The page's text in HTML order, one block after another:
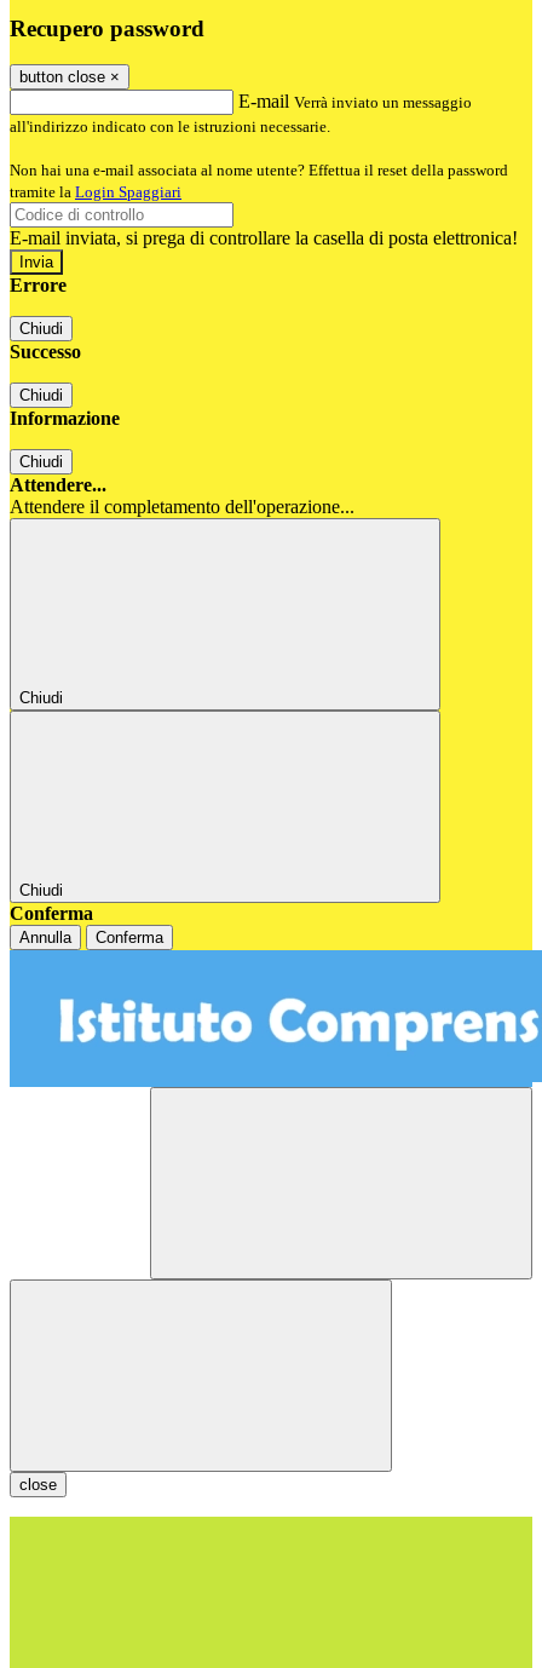
Recupero password
button close ×
E-mail Verrà inviato un messaggio
all'indirizzo indicato con le istruzioni necessarie.
Non hai una e-mail associata al nome utente? Effettua il reset della password
tramite la Login Spaggiari
E-mail inviata, si prega di controllare la casella di posta elettronica!
Errore
Chiudi
Successo
Chiudi
Informazione
Chiudi
Attendere...
Attendere il completamento dell'operazione...
Chiudi
Chiudi
Conferma
Annulla Conferma
close